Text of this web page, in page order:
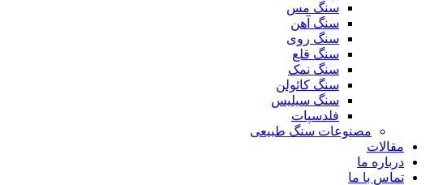
سنگ مس
سنگ آهن
سنگ روی
سنگ قلع
سنگ نمک
سنگ کائولن
سنگ سیلیس
فلدسپات
مصنوعات سنگ طبیعی
مقالات
درباره ما
تماس با ما